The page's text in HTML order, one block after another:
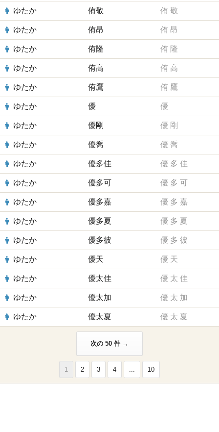
ゆたか 侑敬 侑 敬
ゆたか 侑昂 侑 昂
ゆたか 侑隆 侑 隆
ゆたか 侑高 侑 高
ゆたか 侑鷹 侑 鷹
ゆたか 優 優
ゆたか 優剛 優 剛
ゆたか 優喬 優 喬
ゆたか 優多佳 優 多 佳
ゆたか 優多可 優 多 可
ゆたか 優多嘉 優 多 嘉
ゆたか 優多夏 優 多 夏
ゆたか 優多彼 優 多 彼
ゆたか 優天 優 天
ゆたか 優太佳 優 太 佳
ゆたか 優太加 優 太 加
ゆたか 優太夏 優 太 夏
次の 50 件 →
1 2 3 4 ... 10